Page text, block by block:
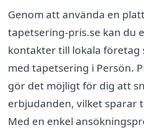
Genom att använda en
tapetsering-pris.se kan du
kontakter till lokala företag
med tapetsering i Persön.
gör det möjligt för dig att
erbjudanden, vilket sparar
Med en enkel